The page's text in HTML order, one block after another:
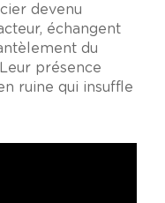
devenu
échangent
du
présence
ruine qui insuffle